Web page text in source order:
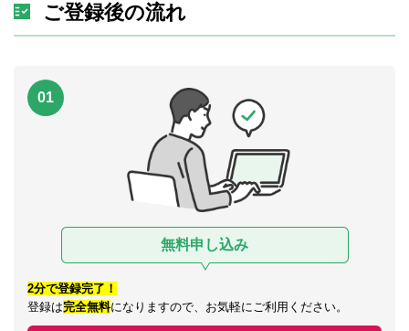
ご登録後の流れ
01
無料申し込み
2分で登録完了！
登録は完全無料になりますので、お気軽にご利用ください。